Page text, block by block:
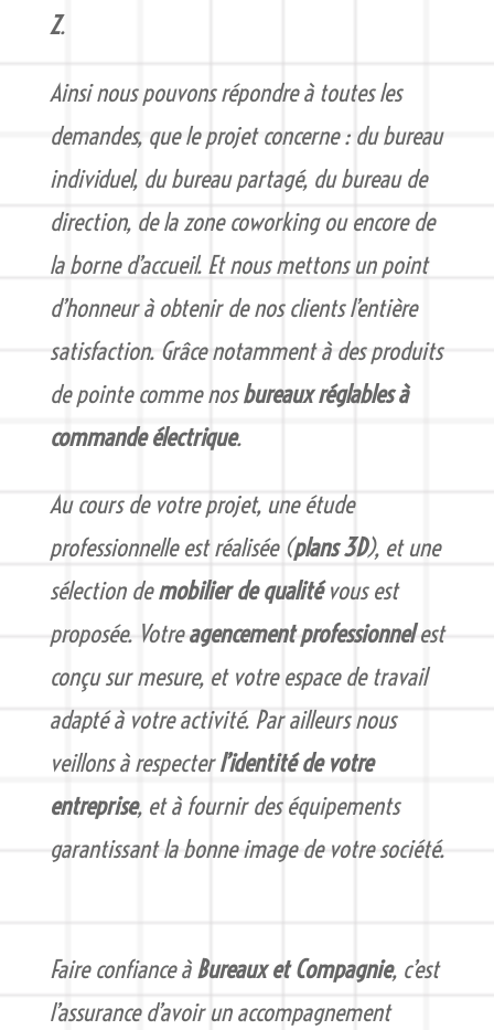
Z.
Ainsi nous pouvons répondre à toutes les
demandes, que le projet concerne : du bureau
individuel, du bureau partagé, du bureau de
direction, de la zone coworking ou encore de
la borne d’accueil. Et nous mettons un point
d’honneur à obtenir de nos clients l’entière
satisfaction. Grâce notamment à des produits
de pointe comme nosbureaux réglables à
commande électrique.
Au cours de votre projet, une étude
professionnelle est réalisée (plans 3D), et une
sélection demobilier de qualitévous est
proposée. Votreagencement professionnelest
conçu sur mesure, et votre espace de travail
adapté à votre activité. Par ailleurs nous
veillons à respecterl’identité de votre
entreprise, et à fournir des équipements
garantissant la bonne image de votre société.
Faire confiance àBureaux et Compagnie, c’est
l’assurance d’avoir un accompagnement